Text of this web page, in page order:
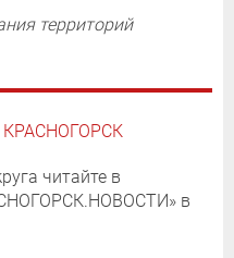
территорий
читайте в
в